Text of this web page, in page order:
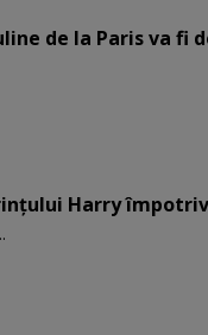
de la Paris va fi
Harry